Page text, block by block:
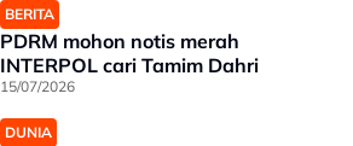
BERITA
PDRM mohon notis merah
INTERPOL cari Tamim Dahri
15/07/2026
DUNIA